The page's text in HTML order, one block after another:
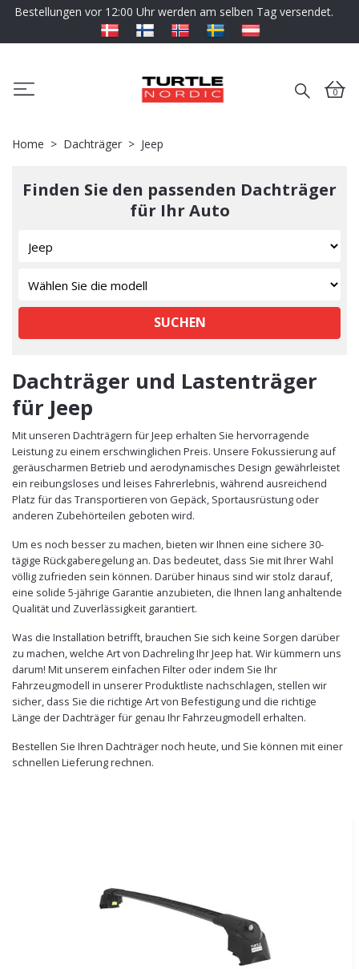
Bestellungen vor 12:00 Uhr werden am selben Tag versendet.
0
Home Dachträger Jeep
Finden Sie den passenden Dachträger
für Ihr Auto
SUCHEN
Dachträger und Lastenträger
für Jeep
Mit unseren Dachträgern für Jeep erhalten Sie hervorragende
Leistung zu einem erschwinglichen Preis. Unsere Fokussierung auf
geräuscharmen Betrieb und aerodynamisches Design gewährleistet
ein reibungsloses und leises Fahrerlebnis, während ausreichend
Platz für das Transportieren von Gepäck, Sportausrüstung oder
anderen Zubehörteilen geboten wird.
Um es noch besser zu machen, bieten wir Ihnen eine sichere 30-
tägige Rückgaberegelung an. Das bedeutet, dass Sie mit Ihrer Wahl
völlig zufrieden sein können. Darüber hinaus sind wir stolz darauf,
eine solide 5-jährige Garantie anzubieten, die Ihnen lang anhaltende
Qualität und Zuverlässigkeit garantiert.
Was die Installation betrifft, brauchen Sie sich keine Sorgen darüber
zu machen, welche Art von Dachreling Ihr Jeep hat. Wir kümmern uns
darum! Mit unserem einfachen Filter oder indem Sie Ihr
Fahrzeugmodell in unserer Produktliste nachschlagen, stellen wir
sicher, dass Sie die richtige Art von Befestigung und die richtige
Länge der Dachträger für genau Ihr Fahrzeugmodell erhalten.
Bestellen Sie Ihren Dachträger noch heute, und Sie können mit einer
schnellen Lieferung rechnen.